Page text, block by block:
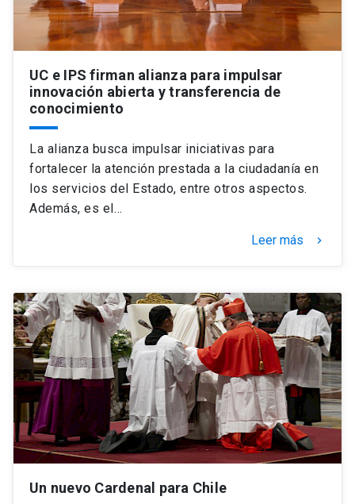
UC e IPS firman alianza para impulsar
innovación abierta y transferencia de
conocimiento
La alianza busca impulsar iniciativas para
fortalecer la atención prestada a la ciudadanía en
los servicios del Estado, entre otros aspectos.
Además, es el…
Leer más keyboard_arrow_right
Un nuevo Cardenal para Chile